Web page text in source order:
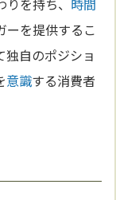
を持ち、 時間
ーを提供するこ
独自のポジショ
意識する消費者